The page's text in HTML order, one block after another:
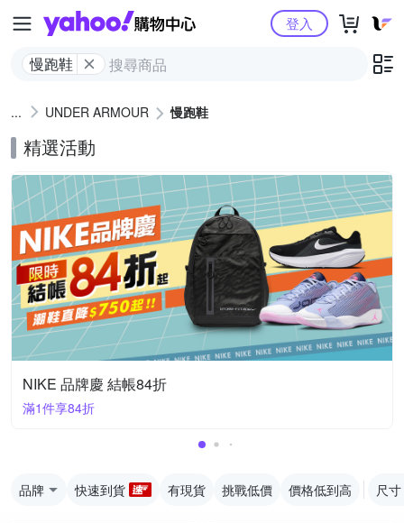
Yahoo購物中心
慢跑鞋
登入
UNDER ARMOUR 慢跑鞋
精選活動
NIKE 品牌慶 結帳84折
滿1件享84折
品牌 快速到貨 有現貨 挑戰低價 價格低到高 尺寸